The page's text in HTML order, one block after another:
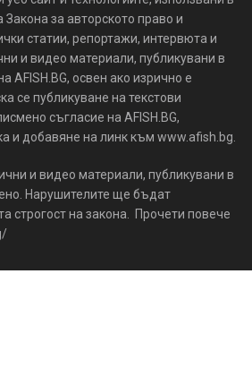
Закона за авторското право и
статии, репортажи, интервюта и
и видео материали, публикувани в
AFISH.BG, освен ако изрично е
се публикуване на текстови
съгласие на AFISH.BG,
и добавяне на линк към www.afish.bg.
и видео материали, публикувани в
Нарушителите ще бъдат
строгост на закона. Прочети повече